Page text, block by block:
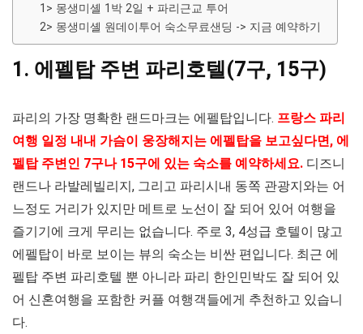
1> 몽생미셸 1박 2일 + 파리근교 투어
2> 몽생미셸 원데이투어 숙소무료샌딩 -> 지금 예약하기
1. 에펠탑 주변 파리호텔(7구, 15구)
파리의 가장 명확한 랜드마크는 에펠탑입니다. 프랑스 파리
여행 일정 내내 가슴이 웅장해지는 에펠탑을 보고싶다면, 에
펠탑 주변인 7구나 15구에 있는 숙소를 예약하세요. 디즈니
랜드나 라발레빌리지, 그리고 파리시내 동쪽 관광지와는 어
느정도 거리가 있지만 메트로 노선이 잘 되어 있어 여행을
즐기기에 크게 무리는 없습니다. 주로 3, 4성급 호텔이 많고
에펠탑이 바로 보이는 뷰의 숙소는 비싼 편입니다. 최근 에
펠탑 주변 파리호텔 뿐 아니라 파리 한인민박도 잘 되어 있
어 신혼여행을 포함한 커플 여행객들에게 추천하고 있습니
다.